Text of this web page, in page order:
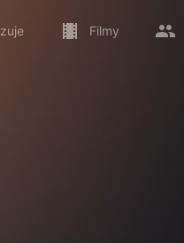
Filmy